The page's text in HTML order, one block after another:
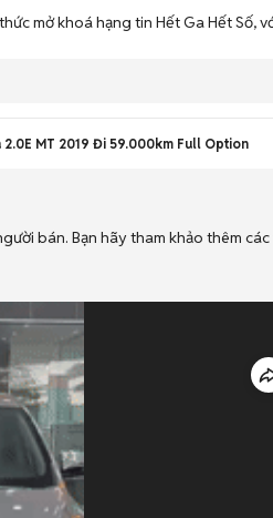
mở khoá hạng tin Hết Ga Hết Số,
MT 2019 Đi 59.000km Full Option
bán. Bạn hãy tham khảo thêm các